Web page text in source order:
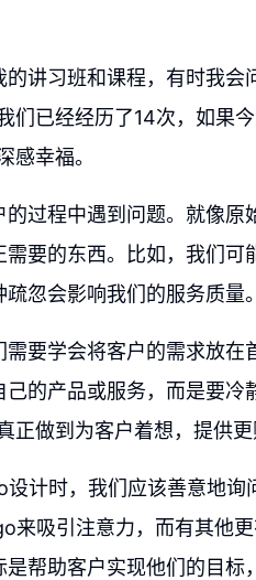
讲习班和课程，有时我会
们已经经历了14次，如果
感幸福。
过程中遇到问题。就像原
要的东西。比如，我们可
忽会影响我们的服务质量。
要学会将客户的需求放在
的产品或服务，而是要冷
正做到为客户着想，提供更
计时，我们应该善意地询
来吸引注意力，而有其他
帮助客户实现他们的目标